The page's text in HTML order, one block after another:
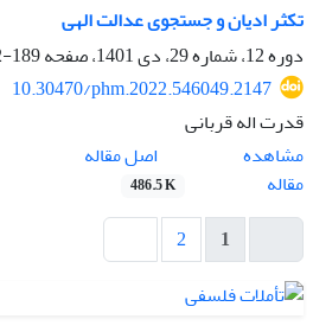
تکثر ادیان و جستجوی عدالت الهی
دوره 12، شماره 29، دی 1401، صفحه
189-222
10.30470/phm.2022.546049.2147
قدرت اله قربانی
مشاهده
مقاله
اصل مقاله
486.5 K
1
2